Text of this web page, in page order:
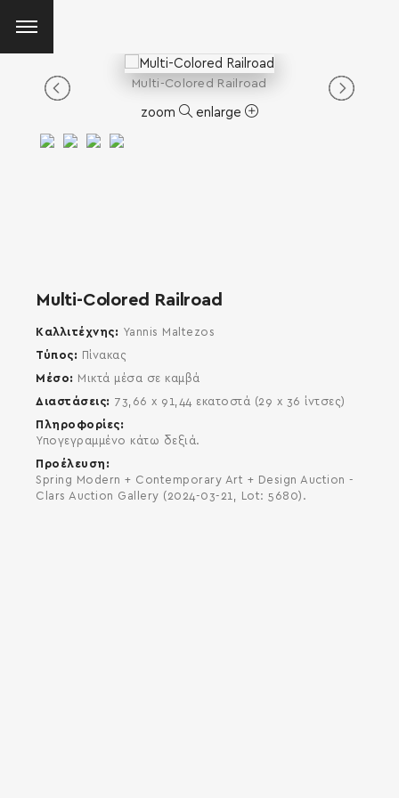
Multi-Colored Railroad
zoom enlarge
Multi-Colored Railroad
Καλλιτέχνης
Yannis Maltezos
Τύπος
Πίνακας
Μέσο
Μικτά μέσα σε καμβά
Διαστάσεις
73,66 x 91,44 εκατοστά (29 x 36 ίντσες)
Πληροφορίες
Υπογεγραμμένο κάτω δεξιά.
Προέλευση
Spring Modern + Contemporary Art + Design Auction -
Clars Auction Gallery (2024-03-21, Lot: 5680).